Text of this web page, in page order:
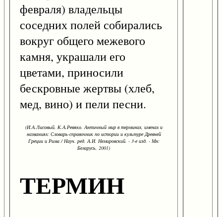
февраля) владельцы
соседних полей собирались
вокруг общего межевого
камня, украшали его
цветами, приносили
бескровные жертвы (хлеб,
мед, вино) и пели песни.
(И.А.Лисовый, К.А.Ревяко. Античный мир в терминах, именах и
названиях: Словарь-справочник по истории и культуре Древней
Греции и Рима / Науч. ред. А.И. Немировский. - 3-е изд. - Мн:
Беларусь, 2001)
ТЕРМИН